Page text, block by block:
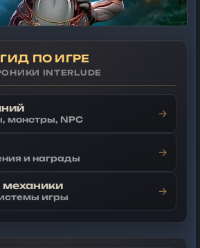
ГИД ПО ИГРЕ
INTERLUDE
монстры, NPC →
и награды →
игры →